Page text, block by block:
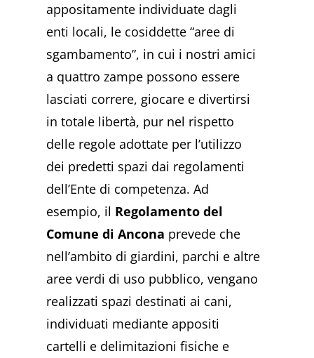
appositamente individuate dagli
enti locali, le cosiddette “aree di
sgambamento”, in cui i nostri amici
a quattro zampe possono essere
lasciati correre, giocare e divertirsi
in totale libertà, pur nel rispetto
delle regole adottate per l’utilizzo
dei predetti spazi dai regolamenti
dell’Ente di competenza. Ad
esempio, il Regolamento del
Comune di Ancona prevede che
nell’ambito di giardini, parchi e altre
aree verdi di uso pubblico, vengano
realizzati spazi destinati ai cani,
individuati mediante appositi
cartelli e delimitazioni fisiche e